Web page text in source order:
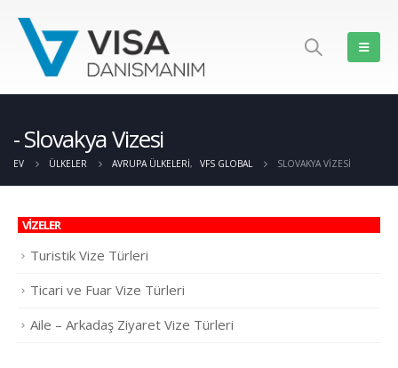
Slovakya Vizesi
EV ÜLKELER AVRUPA ÜLKELERI, VFS GLOBAL SLOVAKYA VIZESI
VİZELER
Turistik Vize Türleri
Ticari ve Fuar Vize Türleri
Aile – Arkadaş Ziyaret Vize Türleri